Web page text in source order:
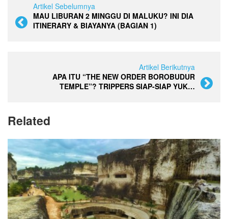
Artikel Sebelumnya
MAU LIBURAN 2 MINGGU DI MALUKU? INI DIA
ITINERARY & BIAYANYA (BAGIAN 1)
Artikel Berikutnya
APA ITU “THE NEW ORDER BOROBUDUR
TEMPLE”? TRIPPERS SIAP-SIAP YUK…
Related